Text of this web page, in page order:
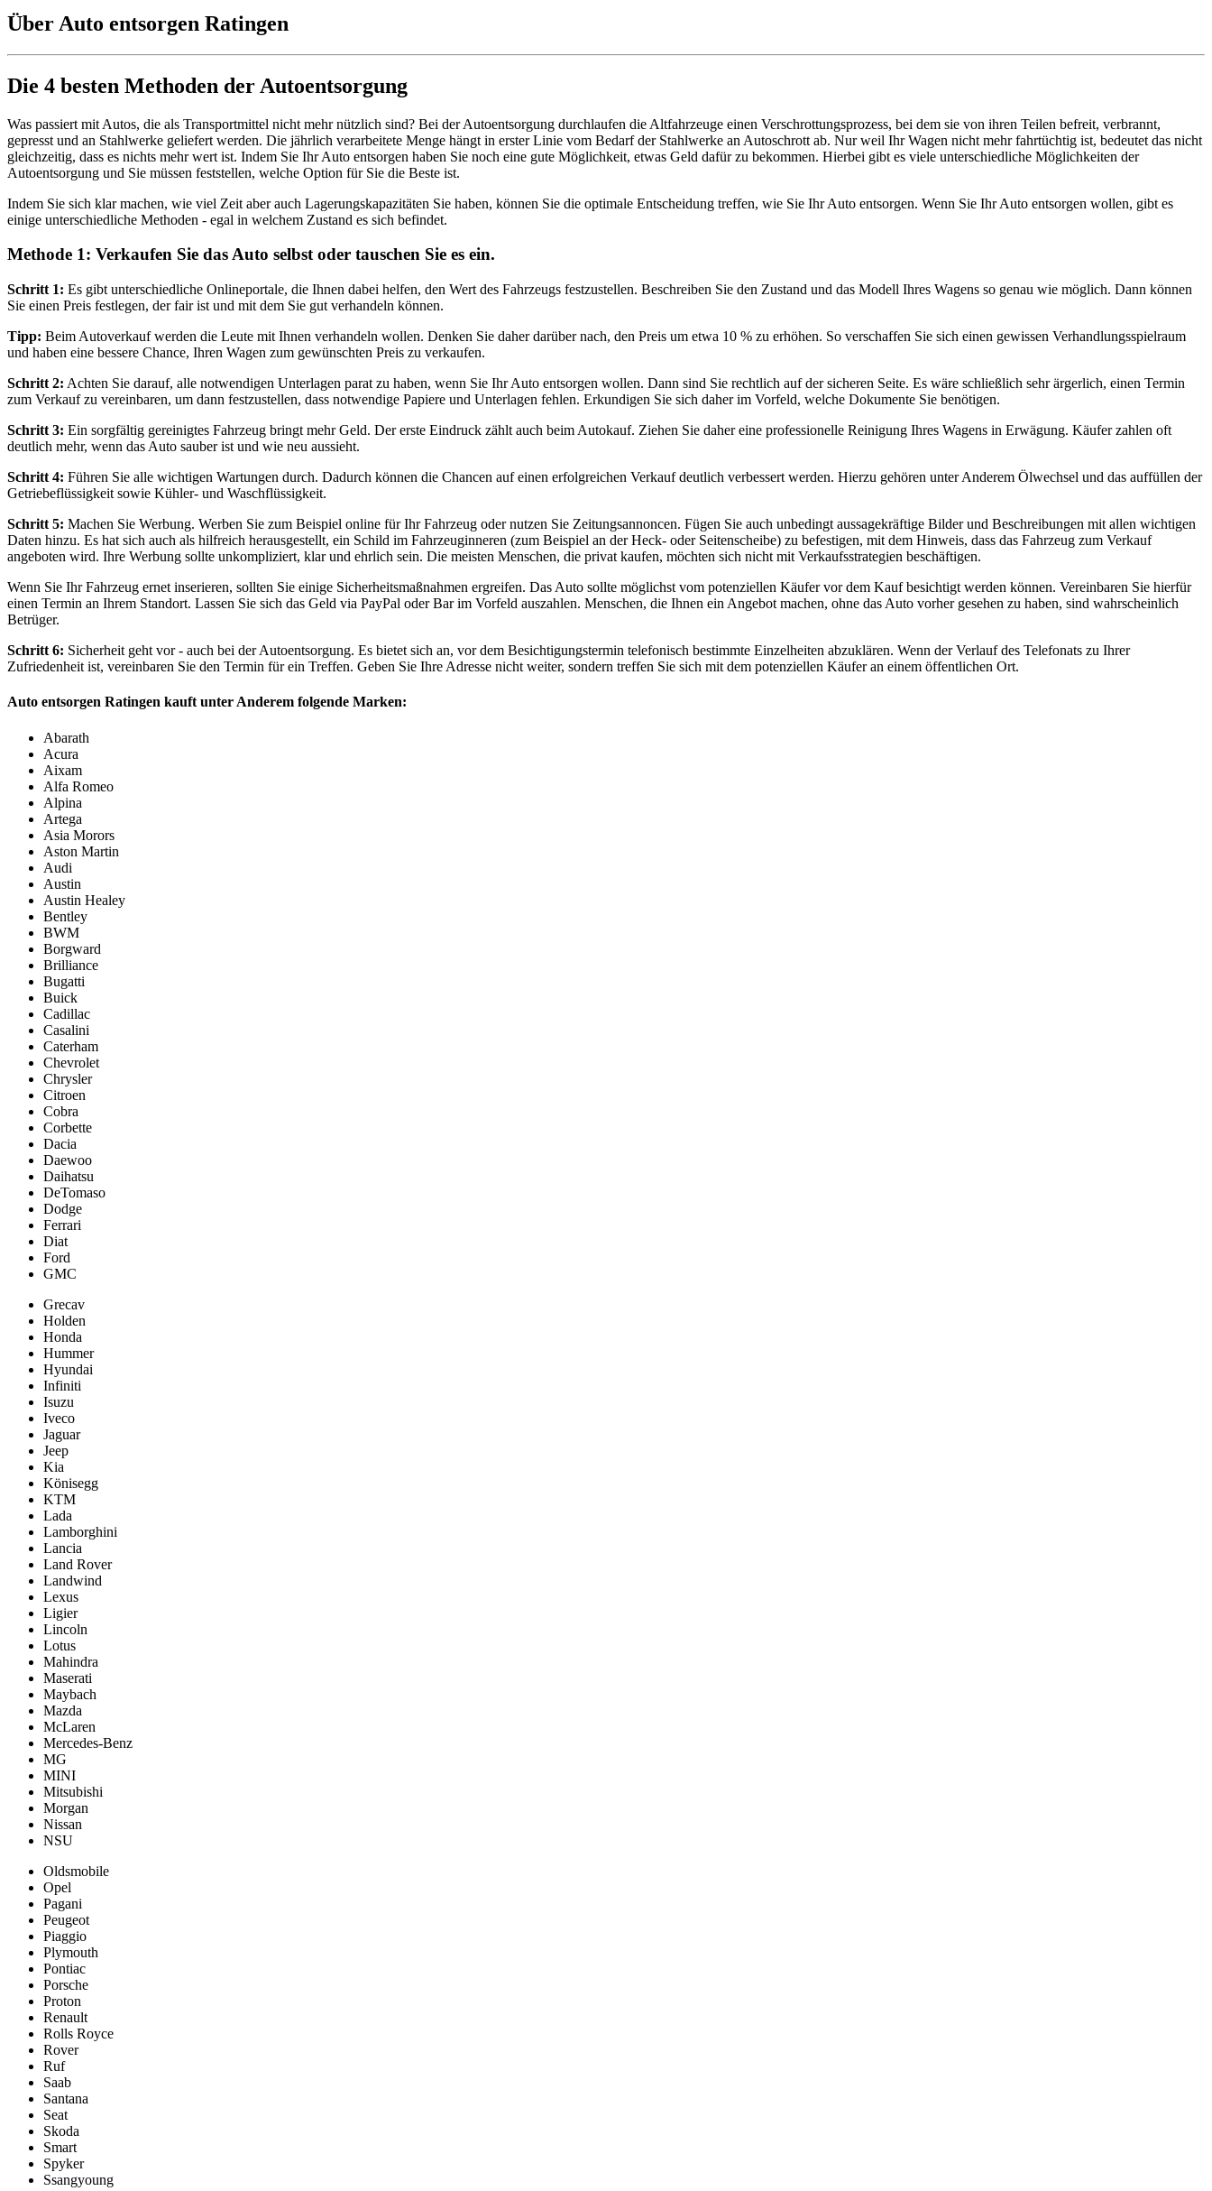
Über Auto entsorgen Ratingen
Die 4 besten Methoden der Autoentsorgung
Was passiert mit Autos, die als Transportmittel nicht mehr nützlich sind? Bei der Autoentsorgung durchlaufen die Altfahrzeuge einen Verschrottungsprozess, bei dem sie von ihren Teilen befreit, verbrannt,
gepresst und an Stahlwerke geliefert werden. Die jährlich verarbeitete Menge hängt in erster Linie vom Bedarf der Stahlwerke an Autoschrott ab. Nur weil Ihr Wagen nicht mehr fahrtüchtig ist, bedeutet das nicht
gleichzeitig, dass es nichts mehr wert ist. Indem Sie Ihr Auto entsorgen haben Sie noch eine gute Möglichkeit, etwas Geld dafür zu bekommen. Hierbei gibt es viele unterschiedliche Möglichkeiten der
Autoentsorgung und Sie müssen feststellen, welche Option für Sie die Beste ist.
Indem Sie sich klar machen, wie viel Zeit aber auch Lagerungskapazitäten Sie haben, können Sie die optimale Entscheidung treffen, wie Sie Ihr Auto entsorgen. Wenn Sie Ihr Auto entsorgen wollen, gibt es
einige unterschiedliche Methoden - egal in welchem Zustand es sich befindet.
Methode 1: Verkaufen Sie das Auto selbst oder tauschen Sie es ein.
Schritt 1: Es gibt unterschiedliche Onlineportale, die Ihnen dabei helfen, den Wert des Fahrzeugs festzustellen. Beschreiben Sie den Zustand und das Modell Ihres Wagens so genau wie möglich. Dann können
Sie einen Preis festlegen, der fair ist und mit dem Sie gut verhandeln können.
Tipp: Beim Autoverkauf werden die Leute mit Ihnen verhandeln wollen. Denken Sie daher darüber nach, den Preis um etwa 10 % zu erhöhen. So verschaffen Sie sich einen gewissen Verhandlungsspielraum
und haben eine bessere Chance, Ihren Wagen zum gewünschten Preis zu verkaufen.
Schritt 2: Achten Sie darauf, alle notwendigen Unterlagen parat zu haben, wenn Sie Ihr Auto entsorgen wollen. Dann sind Sie rechtlich auf der sicheren Seite. Es wäre schließlich sehr ärgerlich, einen Termin
zum Verkauf zu vereinbaren, um dann festzustellen, dass notwendige Papiere und Unterlagen fehlen. Erkundigen Sie sich daher im Vorfeld, welche Dokumente Sie benötigen.
Schritt 3: Ein sorgfältig gereinigtes Fahrzeug bringt mehr Geld. Der erste Eindruck zählt auch beim Autokauf. Ziehen Sie daher eine professionelle Reinigung Ihres Wagens in Erwägung. Käufer zahlen oft
deutlich mehr, wenn das Auto sauber ist und wie neu aussieht.
Schritt 4: Führen Sie alle wichtigen Wartungen durch. Dadurch können die Chancen auf einen erfolgreichen Verkauf deutlich verbessert werden. Hierzu gehören unter Anderem Ölwechsel und das auffüllen der
Getriebeflüssigkeit sowie Kühler- und Waschflüssigkeit.
Schritt 5: Machen Sie Werbung. Werben Sie zum Beispiel online für Ihr Fahrzeug oder nutzen Sie Zeitungsannoncen. Fügen Sie auch unbedingt aussagekräftige Bilder und Beschreibungen mit allen wichtigen
Daten hinzu. Es hat sich auch als hilfreich herausgestellt, ein Schild im Fahrzeuginneren (zum Beispiel an der Heck- oder Seitenscheibe) zu befestigen, mit dem Hinweis, dass das Fahrzeug zum Verkauf
angeboten wird. Ihre Werbung sollte unkompliziert, klar und ehrlich sein. Die meisten Menschen, die privat kaufen, möchten sich nicht mit Verkaufsstrategien beschäftigen.
Wenn Sie Ihr Fahrzeug ernet inserieren, sollten Sie einige Sicherheitsmaßnahmen ergreifen. Das Auto sollte möglichst vom potenziellen Käufer vor dem Kauf besichtigt werden können. Vereinbaren Sie hierfür
einen Termin an Ihrem Standort. Lassen Sie sich das Geld via PayPal oder Bar im Vorfeld auszahlen. Menschen, die Ihnen ein Angebot machen, ohne das Auto vorher gesehen zu haben, sind wahrscheinlich
Betrüger.
Schritt 6: Sicherheit geht vor - auch bei der Autoentsorgung. Es bietet sich an, vor dem Besichtigungstermin telefonisch bestimmte Einzelheiten abzuklären. Wenn der Verlauf des Telefonats zu Ihrer
Zufriedenheit ist, vereinbaren Sie den Termin für ein Treffen. Geben Sie Ihre Adresse nicht weiter, sondern treffen Sie sich mit dem potenziellen Käufer an einem öffentlichen Ort.
Auto entsorgen Ratingen kauft unter Anderem folgende Marken:
Abarath
Acura
Aixam
Alfa Romeo
Alpina
Artega
Asia Morors
Aston Martin
Audi
Austin
Austin Healey
Bentley
BWM
Borgward
Brilliance
Bugatti
Buick
Cadillac
Casalini
Caterham
Chevrolet
Chrysler
Citroen
Cobra
Corbette
Dacia
Daewoo
Daihatsu
DeTomaso
Dodge
Ferrari
Diat
Ford
GMC
Grecav
Holden
Honda
Hummer
Hyundai
Infiniti
Isuzu
Iveco
Jaguar
Jeep
Kia
Könisegg
KTM
Lada
Lamborghini
Lancia
Land Rover
Landwind
Lexus
Ligier
Lincoln
Lotus
Mahindra
Maserati
Maybach
Mazda
McLaren
Mercedes-Benz
MG
MINI
Mitsubishi
Morgan
Nissan
NSU
Oldsmobile
Opel
Pagani
Peugeot
Piaggio
Plymouth
Pontiac
Porsche
Proton
Renault
Rolls Royce
Rover
Ruf
Saab
Santana
Seat
Skoda
Smart
Spyker
Ssangyoung